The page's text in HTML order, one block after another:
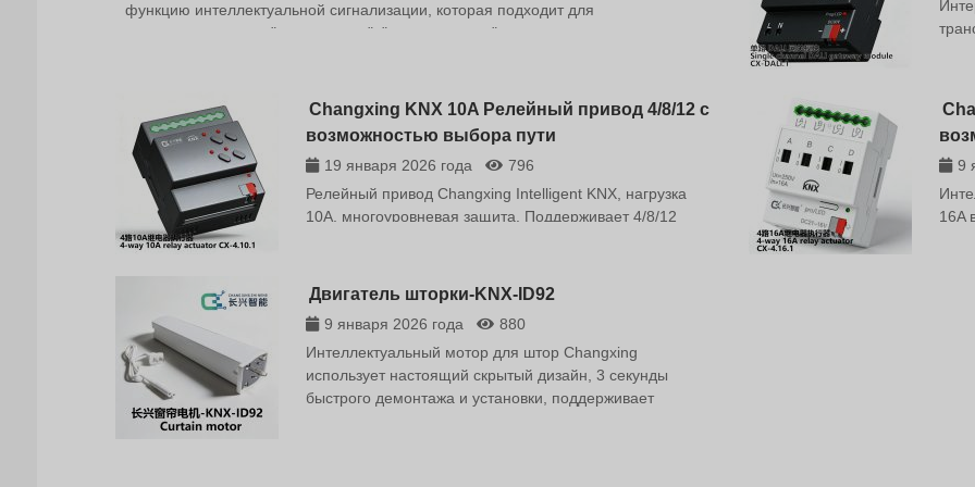
функцию интеллектуальной сигнализации, которая подходит для
мониторинга среды "умного дома", "умного здания" и коммерческого
Changxing KNX 10A Релейный привод 4/8/12 с
возможностью выбора пути
19 января 2026 года
796
Релейный привод Changxing Intelligent KNX, нагрузка
10A, многоуровневая защита. Поддерживает 4/8/12
9
16A
Двигатель шторки-KNX-ID92
9 января 2026 года
880
Интеллектуальный мотор для штор Changxing
использует настоящий скрытый дизайн, 3 секунды
быстрого демонтажа и установки, поддерживает